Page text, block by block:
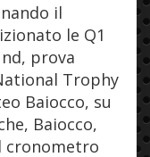
il
le Q1
prova
Trophy
Baiocco, su
Baiocco,
cronometro